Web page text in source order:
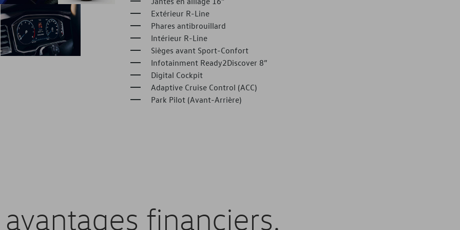
Extérieur R-Line
Phares antibrouillard
Intérieur R-Line
Sièges avant Sport-Confort
Infotainment Ready2Discover 8”
Digital Cockpit
Adaptive Cruise Control (ACC)
Park Pilot (Avant-Arrière)
financiers.